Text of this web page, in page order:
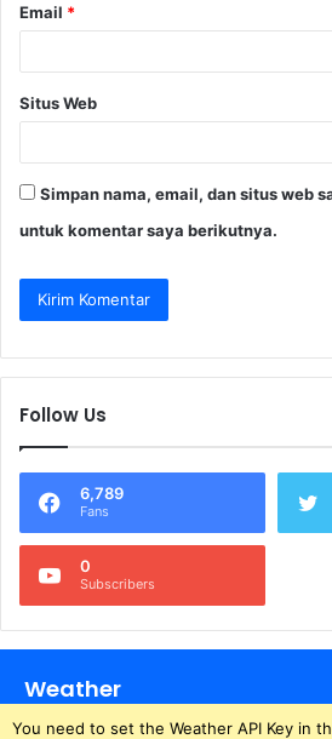
Email *
Situs Web
Simpan nama, email, dan situs web
untuk komentar saya berikutnya.
Follow Us
6,789
Fans
0
Subscribers
Weather
You need to set the Weather API Key in